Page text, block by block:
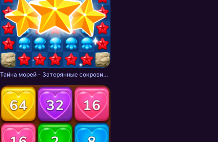
Тайна морей - Затерянные сокровища: Три в ряд